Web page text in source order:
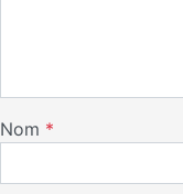
Nom *